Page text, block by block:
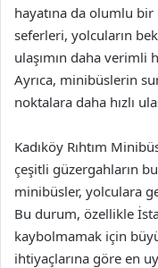
hayatına da olumlu bir
seferleri, yolcuların
ulaşımın daha verimli
Ayrıca, minibüslerin
noktalara daha hızlı
Kadıköy Rıhtım
çeşitli güzergahların
minibüsler, yolculara
Bu durum, özellikle
kaybolmamak için
ihtiyaçlarına göre en